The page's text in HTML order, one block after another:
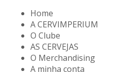
Home
A CERVIMPERIUM
O Clube
AS CERVEJAS
O Merchandising
A minha conta